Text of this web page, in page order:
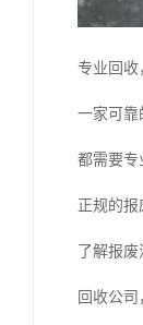
专业回收
一家可靠
都需要专
正规的
了解报
回收公